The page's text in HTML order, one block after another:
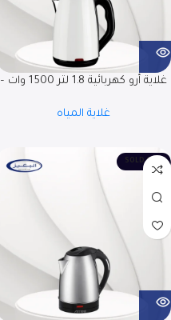
غلاية أرو كهربائية 1.8 لتر 1500 وات –
360° | RO-18LKTغلاية المياه
SOLD OUT